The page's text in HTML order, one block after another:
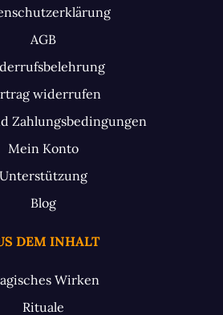
AGB
widerrufen
Zahlungsbedingungen
Mein Konto
Unterstützung
Blog
DEM INHALT
Wirken
Rituale